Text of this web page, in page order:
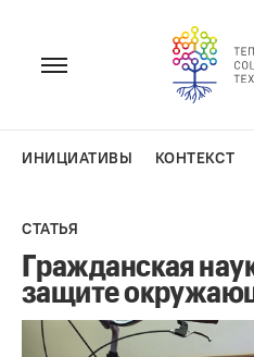
ИНИЦИАТИВЫ КОНТЕКСТ
СТАТЬЯ
Гражданская
защите